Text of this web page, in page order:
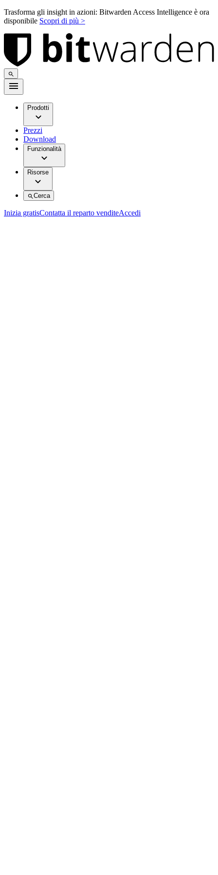
Trasforma gli insight in azioni: Bitwarden Access Intelligence è ora
disponibile Scopri di più >
Prodotti
Prezzi
Download
Funzionalità
Risorse
Cerca
Inizia gratisContatta il reparto venditeAccedi